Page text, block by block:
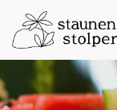
Zum
Inhalt
springen